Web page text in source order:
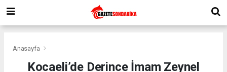
Anasayfa
Kocaeli’de Derince İmam Zeynel